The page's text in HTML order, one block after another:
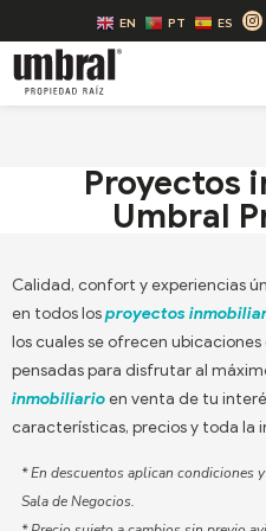
al
contenido
EN PT ES I
n
s
Proyectos
Umbral
Calidad, confort y experiencias
en todos losproyectos
los cuales se ofrecen
pensadas para disfrutar al
inmobiliarioen venta de tu
características, precios y toda la
* En descuentos aplican condiciones
Sala de Negocios.